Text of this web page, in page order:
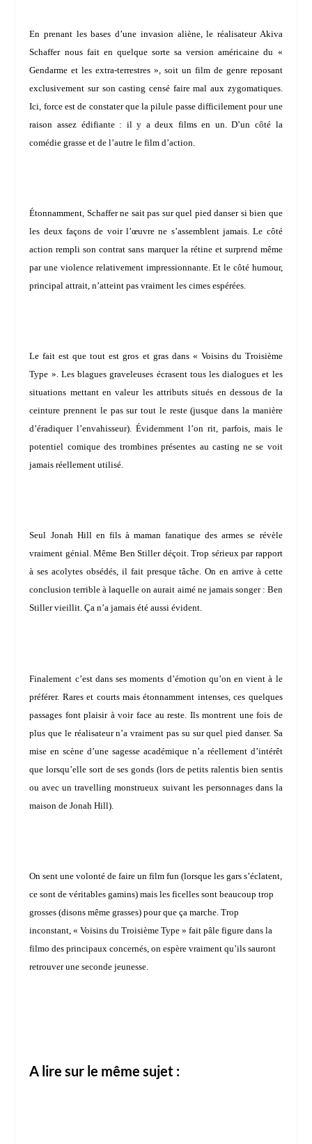
En prenant les bases d’une invasion aliène, le réalisateur Akiva
Schaffernous fait en quelque sorte sa version américaine du «
Gendarme et les extra-terrestres », soit un film de genre reposant
exclusivement sur son casting censé faire mal aux zygomatiques.
Ici, force est de constater que la pilule passe difficilement pour une
raison assez édifiante : il y a deux films en un. D’un côté la
comédie grasse et de l’autre le film d’action.
Étonnamment, Schaffer ne sait pas sur quel pied danser si bien que
les deux façons de voir l’œuvre ne s’assemblent jamais. Le côté
action rempli son contrat sans marquer la rétine et surprend même
par une violence relativement impressionnante. Et le côté humour,
principal attrait, n’atteint pas vraiment les cimes espérées.
Le fait est que tout est gros et gras dans « Voisins du Troisième
Type ». Les blagues graveleuses écrasent tous les dialogues et les
situations mettant en valeur les attributs situés en dessous de la
ceinture prennent le pas sur tout le reste (jusque dans la manière
d’éradiquer l’envahisseur). Évidemment l’on rit, parfois, mais le
potentiel comique des trombines présentes au casting ne se voit
jamais réellement utilisé.
Seul Jonah Hillen fils à maman fanatique des armes se révèle
vraiment génial. Même Ben Stiller déçoit. Trop sérieux par rapport
à ses acolytes obsédés, il fait presque tâche. On en arrive à cette
conclusion terrible à laquelle on aurait aimé ne jamais songer : Ben
Stiller vieillit. Ça n’a jamais été aussi évident.
Finalement c’est dans ses moments d’émotion qu’on en vient à le
préférer. Rares et courts mais étonnamment intenses, ces quelques
passages font plaisir à voir face au reste. Ils montrent une fois de
plus que le réalisateur n’a vraiment pas su sur quel pied danser. Sa
mise en scène d’une sagesse académique n’a réellement d’intérêt
que lorsqu’elle sort de ses gonds (lors de petits ralentis bien sentis
ou avec un travelling monstrueux suivant les personnages dans la
maison de Jonah Hill).
On sent une volonté de faire un film fun (lorsque les gars s’éclatent,
ce sont de véritables gamins) mais les ficelles sont beaucoup trop
grosses (disons même grasses) pour que ça marche. Trop
inconstant, « Voisins du Troisième Type » fait pâle figure dans la
filmo des principaux concernés, on espère vraiment qu’ils sauront
retrouver une seconde jeunesse.
A lire sur le même sujet :